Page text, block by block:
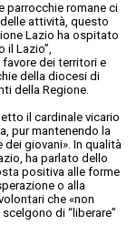
parrocchie romane ci
delle attività, questo
Lazio ha ospitato
il Lazio”,
dei territori e
della diocesi di
della Regione.
il cardinale vicario
pur mantenendo la
giovani». In qualità
ha parlato dello
positiva alle forme
o alla
che «non
di “liberare”